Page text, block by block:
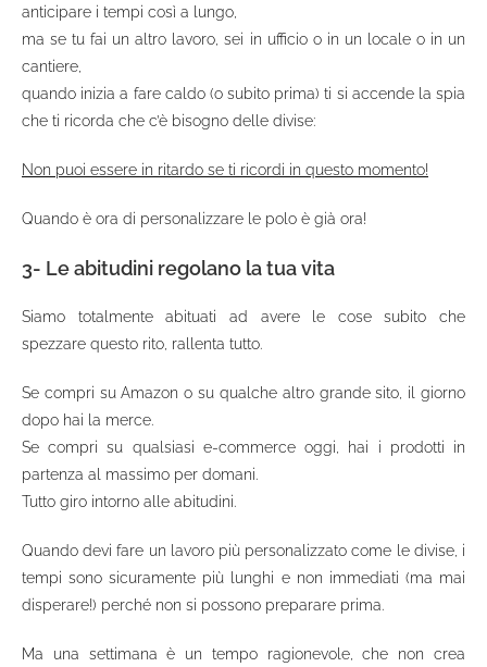
anticipare i tempi così a lungo,
ma se tu fai un altro lavoro, sei in ufficio o in un locale o in un
cantiere,
quando inizia a fare caldo (o subito prima) ti si accende la spia
che ti ricorda che c’è bisogno delle divise:
Non puoi essere in ritardo se ti ricordi in questo momento!
Quando è ora di personalizzare le polo è già ora!
3- Le abitudini regolano la tua vita
Siamo totalmente abituati ad avere le cose subito che
spezzare questo rito, rallenta tutto.
Se compri su Amazon o su qualche altro grande sito, il giorno
dopo hai la merce.
Se compri su qualsiasi e-commerce oggi, hai i prodotti in
partenza al massimo per domani.
Tutto giro intorno alle abitudini.
Quando devi fare un lavoro più personalizzato come le divise, i
tempi sono sicuramente più lunghi e non immediati (ma mai
disperare!) perché non si possono preparare prima.
Ma una settimana è un tempo ragionevole, che non crea